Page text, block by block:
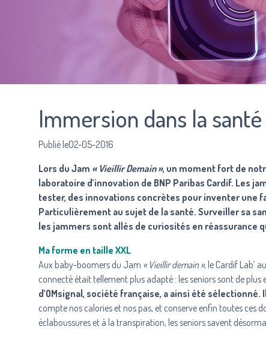
Immersion dans la
Publié le02-05-2016
Lors du Jam « Vieillir Demain », un moment fort de
laboratoire d’innovation de BNP Paribas Cardif. Les
tester, des innovations concrètes pour inventer une
Particulièrement au sujet de la santé. Surveiller sa
les jammers sont allés de curiosités en réassurance
Ma forme en taille XXL
Aux baby-boomers du Jam « Vieillir demain », le Cardif Lab’
connecté était tellement plus adapté : les seniors sont de plus
d’OMsignal, société française, a ainsi été
compte nos calories et nos pas, et conserve enfin toutes ces
éclaboussures et à la transpiration, les seniors savent